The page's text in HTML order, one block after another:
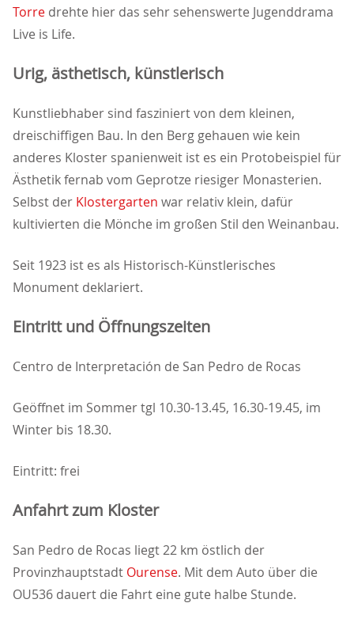
Torre drehte hier das sehr sehenswerte Jugenddrama
Live is Life.
Urig, ästhetisch, künstlerisch
Kunstliebhaber sind fasziniert von dem kleinen,
dreischiffigen Bau. In den Berg gehauen wie kein
anderes Kloster spanienweit ist es ein Protobeispiel für
Ästhetik fernab vom Geprotze riesiger Monasterien.
Selbst der Klostergarten war relativ klein, dafür
kultivierten die Mönche im großen Stil den Weinanbau.
Seit 1923 ist es als Historisch-Künstlerisches
Monument deklariert.
Eintritt und Öffnungszeiten
Centro de Interpretación de San Pedro de Rocas
Geöffnet im Sommer tgl 10.30-13.45, 16.30-19.45, im
Winter bis 18.30.
Eintritt: frei
Anfahrt zum Kloster
San Pedro de Rocas liegt 22 km östlich der
Provinzhauptstadt Ourense. Mit dem Auto über die
OU536 dauert die Fahrt eine gute halbe Stunde.